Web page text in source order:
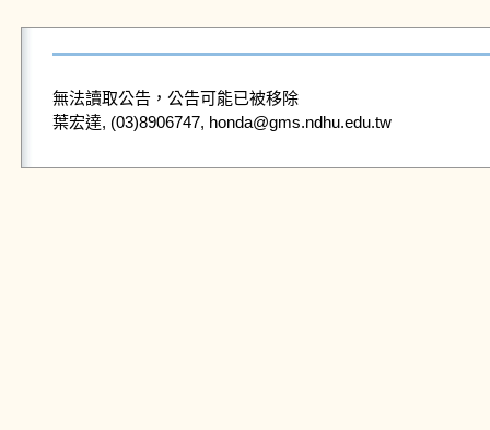
無法讀取公告，公告可能已被移除
葉宏達, (03)8906747, honda@gms.ndhu.edu.tw